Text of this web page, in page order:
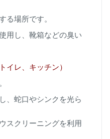
る場所です。
用し、靴箱などの臭い
イレ、キッチン）
、蛇口やシンクを光ら
スクリーニングを利用